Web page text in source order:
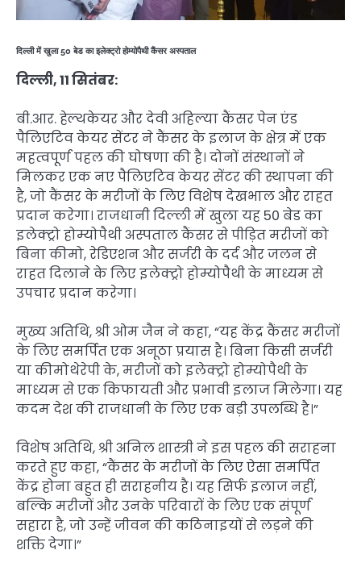
दिल्ली में खुला 50 बेड का इलेक्ट्रो होम्योपैथी कैंसर अस्पताल
दिल्ली, 11 सितंबर:
बी.आर. हेल्थकेयर और देवी अहिल्या कैंसर पेन एंड
पैलिएटिव केयर सेंटर ने कैंसर के इलाज के क्षेत्र में एक
महत्वपूर्ण पहल की घोषणा की है। दोनों संस्थानों ने
मिलकर एक नए पैलिएटिव केयर सेंटर की स्थापना की
है, जो कैंसर के मरीजों के लिए विशेष देखभाल और राहत
प्रदान करेगा। राजधानी दिल्ली में खुला यह 50 बेड का
इलेक्ट्रो होम्योपैथी अस्पताल कैंसर से पीड़ित मरीजों को
बिना कीमो, रेडिएशन और सर्जरी के दर्द और जलन से
राहत दिलाने के लिए इलेक्ट्रो होम्योपैथी के माध्यम से
उपचार प्रदान करेगा।
मुख्य अतिथि, श्री ओम जैन ने कहा, “यह केंद्र कैंसर मरीजों
के लिए समर्पित एक अनूठा प्रयास है। बिना किसी सर्जरी
या कीमोथेरेपी के, मरीजों को इलेक्ट्रो होम्योपैथी के
माध्यम से एक किफायती और प्रभावी इलाज मिलेगा। यह
कदम देश की राजधानी के लिए एक बड़ी उपलब्धि है।”
विशेष अतिथि, श्री अनिल शास्त्री ने इस पहल की सराहना
करते हुए कहा, “कैंसर के मरीजों के लिए ऐसा समर्पित
केंद्र होना बहुत ही सराहनीय है। यह सिर्फ इलाज नहीं,
बल्कि मरीजों और उनके परिवारों के लिए एक संपूर्ण
सहारा है, जो उन्हें जीवन की कठिनाइयों से लड़ने की
शक्ति देगा।”